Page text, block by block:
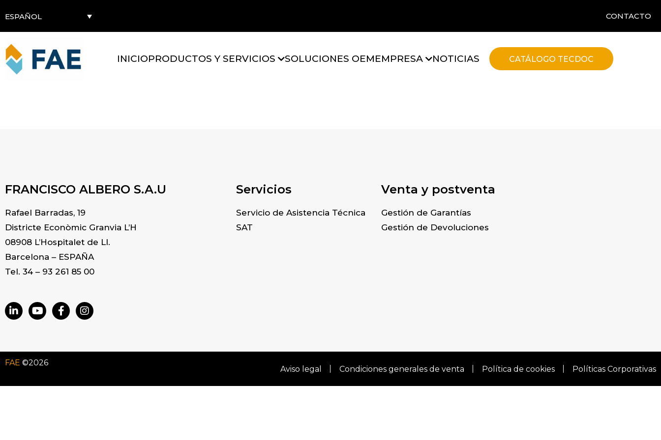
ESPAÑOL CONTACTO
INICIOPRODUCTOS Y SERVICIOS SOLUCIONES OEMEMPRESA NOTICIAS CATÁLOGO TECDOC
FRANCISCO ALBERO S.A.U
Rafael Barradas, 19
Districte Econòmic Granvia L’H
08908 L’Hospitalet de Ll.
Barcelona – ESPAÑA
Tel. 34 – 93 261 85 00
Servicios
Servicio de Asistencia Técnica
SAT
Venta y postventa
Gestión de Garantías
Gestión de Devoluciones
FAE ©2026
Aviso legal Condiciones generales de venta Política de cookies Políticas Corporativas